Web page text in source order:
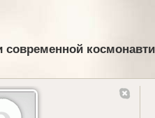
современной